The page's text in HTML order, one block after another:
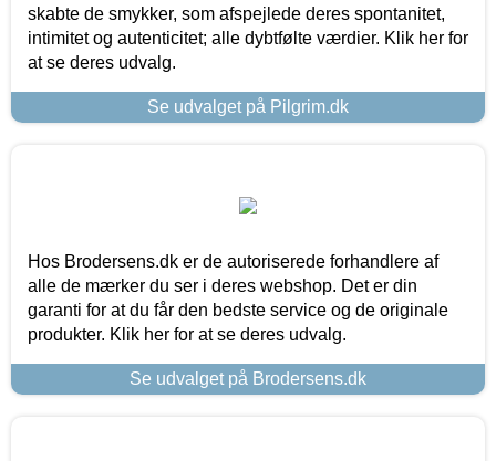
skabte de smykker, som afspejlede deres spontanitet,
intimitet og autenticitet; alle dybtfølte værdier. Klik her for
at se deres udvalg.
Se udvalget på Pilgrim.dk
Hos Brodersens.dk er de autoriserede forhandlere af
alle de mærker du ser i deres webshop. Det er din
garanti for at du får den bedste service og de originale
produkter. Klik her for at se deres udvalg.
Se udvalget på Brodersens.dk